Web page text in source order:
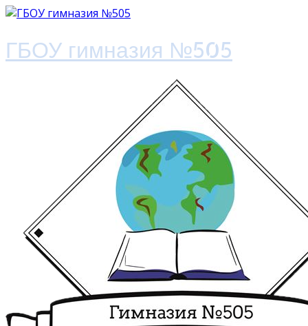
ГБОУ гимназия №505